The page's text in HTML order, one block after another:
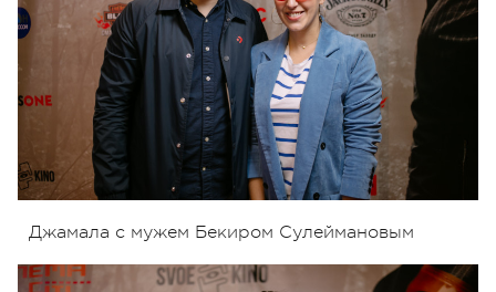
Джамала с мужем Бекиром Сулеймановым